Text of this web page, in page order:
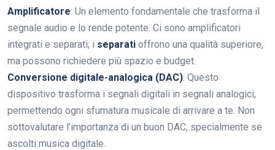
Amplificatore: Un elemento fondamentale che trasforma il
segnale audio e lo rende potente. Ci sono amplificatori
integrati e separati; i separati offrono una qualità superiore,
ma possono richiedere più spazio e budget.
Conversione digitale-analogica (DAC): Questo
dispositivo trasforma i segnali digitali in segnali analogici,
permettendo ogni sfumatura musicale di arrivare a te. Non
sottovalutare l’importanza di un buon DAC, specialmente se
ascolti musica digitale.